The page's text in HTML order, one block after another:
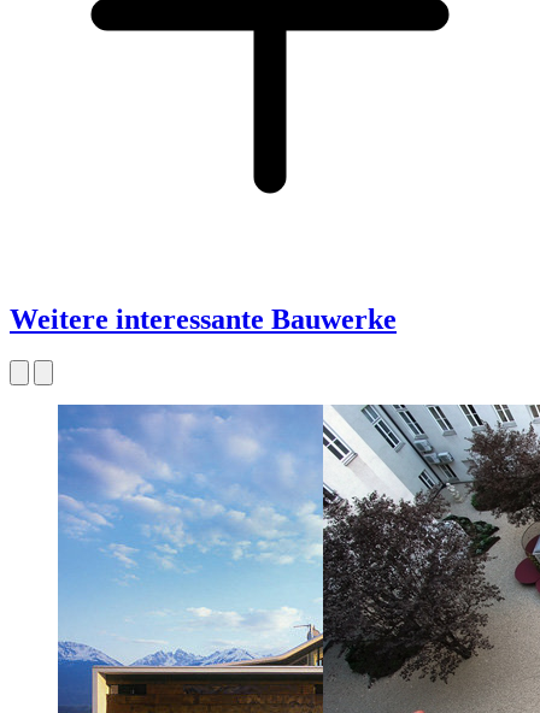
Weitere interessante Bauwerke